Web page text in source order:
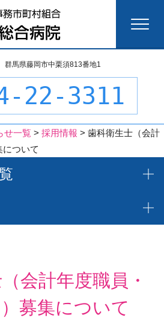
馬県藤岡市中栗須813番地1
22-3311
せ一覧 > 採用情報 > 歯科衛生士（会計
ついて
会計年度職員・
募集について